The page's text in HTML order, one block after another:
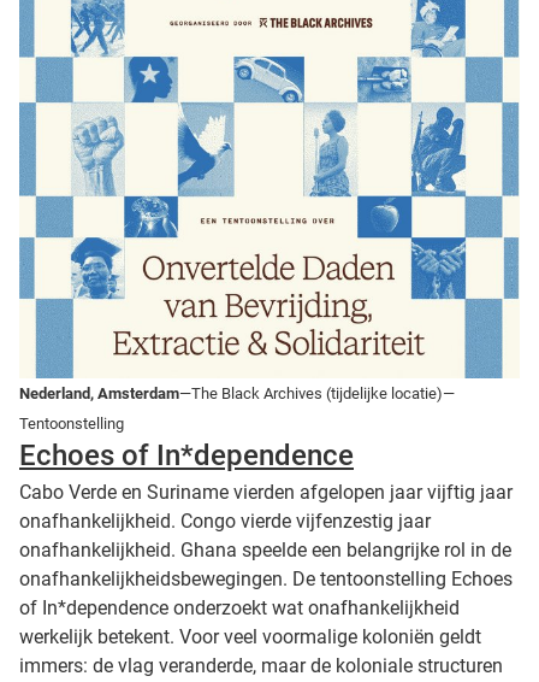
Nederland, Amsterdam—The Black Archives (tijdelijke locatie)—
Tentoonstelling
Echoes of In*dependence
Cabo Verde en Suriname vierden afgelopen jaar vijftig jaar
onafhankelijkheid. Congo vierde vijfenzestig jaar
onafhankelijkheid. Ghana speelde een belangrijke rol in de
onafhankelijkheidsbewegingen. De tentoonstelling Echoes
of In*dependence onderzoekt wat onafhankelijkheid
werkelijk betekent. Voor veel voormalige koloniën geldt
immers: de vlag veranderde, maar de koloniale structuren